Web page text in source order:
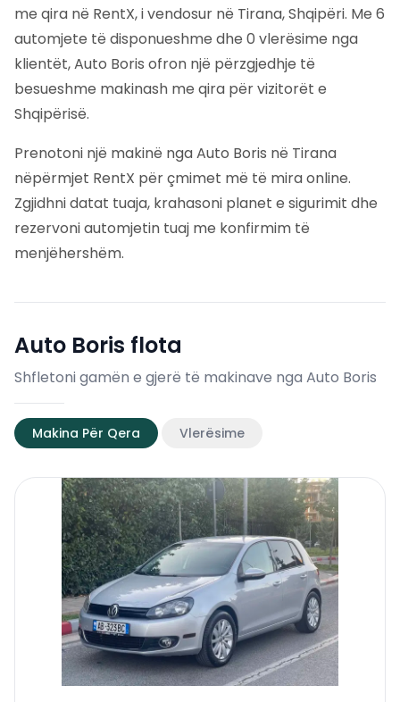
me qira në RentX, i vendosur në Tirana, Shqipëri. Me 6
automjete të disponueshme dhe 0 vlerësime nga
klientët, Auto Boris ofron një përzgjedhje të
besueshme makinash me qira për vizitorët e
Shqipërisë.
Prenotoni një makinë nga Auto Boris në Tirana
nëpërmjet RentX për çmimet më të mira online.
Zgjidhni datat tuaja, krahasoni planet e sigurimit dhe
rezervoni automjetin tuaj me konfirmim të
menjëhershëm.
Auto Boris flota
Shfletoni gamën e gjerë të makinave nga Auto Boris
Makina Për Qera Vlerësime